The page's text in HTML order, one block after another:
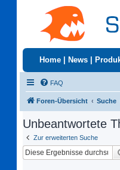
Home News
FAQ
Foren-Übersicht Suche
Unbeantwortete
Zur erweiterten Suche